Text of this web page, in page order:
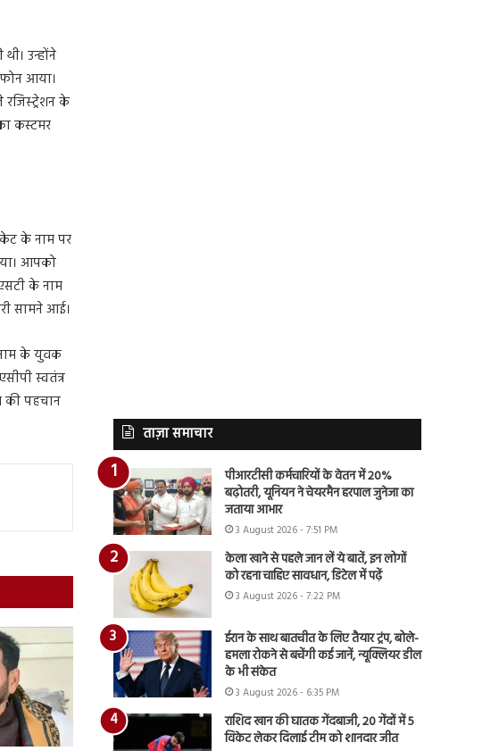
उन्होंने
आया।
के
कस्टमर
के नाम पर
आपको
के नाम
सामने आई।
के युवक
स्वतंत्र
की पहचान
ताज़ा समाचार
पीआरटीसी कर्मचारियों के वेतन में 20%
बढ़ोतरी, यूनियन ने चेयरमैन हरपाल जुनेजा का
जताया आभार
3 August 2026 - 7:51 PM
केला खाने से पहले जान लें ये बातें, इन लोगों
को रहना चाहिए सावधान, डिटेल में पढ़ें
3 August 2026 - 7:22 PM
ईरान के साथ बातचीत के लिए तैयार ट्रंप, बोले-
हमला रोकने से बचेंगी कई जानें, न्यूक्लियर डील
के भी संकेत
3 August 2026 - 6:35 PM
राशिद खान की घातक गेंदबाजी, 20 गेंदों में 5
विकेट लेकर दिलाई टीम को शानदार जीत